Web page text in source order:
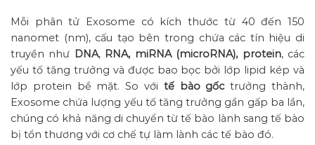
Mỗi phân tử Exosome có kích thước từ 40 đến 150
nanomet (nm), cấu tạo bên trong chứa các tín hiệu di
truyền như DNA, RNA, miRNA (microRNA), protein, các
yếu tố tăng trưởng và được bao bọc bởi lớp lipid kép và
lớp protein bề mặt. So với tế bào gốctrưởng thành,
Exosome chứa lượng yếu tố tăng trưởng gần gấp ba lần,
chúng có khả năng di chuyển từ tế bào lành sang tế bào
bị tổn thương với cơ chế tự làm lành các tế bào đó.